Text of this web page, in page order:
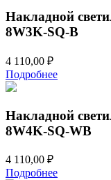
Накладной
8W3K-SQ-B
4 110,00 ₽
Подробнее
Накладной
8W4K-SQ-WB
4 110,00 ₽
Подробнее